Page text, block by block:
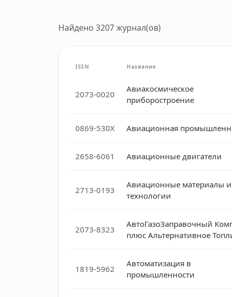
Найдено 3207 журнал(ов)
ISSN Название
2073-0020
Авиакосмическое
приборостроение
0869-530X Авиационная
2658-6061 Авиационные двигатели
2713-0193
Авиационные материалы и
технологии
2073-8323
АвтоГазоЗаправочный
плюс Альтернативное
1819-5962
Автоматизация в
промышленности